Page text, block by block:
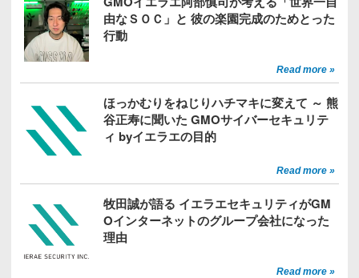
由なＳＯＣ」と 彼の楽園完成のためとった
行動
Read more »
ほっかむりをねじりハチマキに変えて ～ 熊
谷正寿に聞いた GMOサイバーセキュリテ
ィ byイエラエの目的
Read more »
牧田誠が語る イエラエセキュリティがGM
Oインターネットのグループ会社になった
理由
Read more »